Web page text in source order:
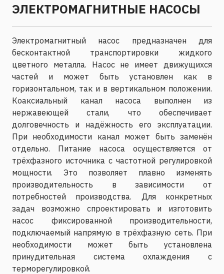
ЭЛЕКТРОМАГНИТНЫЕ НАСОСЫ
Электромагнитный насос предназначен для
бесконтактной транспортировки жидкого
цветного металла. Насос не имеет движущихся
частей и может быть установлен как в
горизонтальном, так и в вертикальном положении.
Коаксиальный канал насоса выполнен из
нержавеющей стали, что обеспечивает
долговечность и надёжность его эксплуатации.
При необходимости канал может быть заменён
отдельно. Питание насоса осуществляется от
трёхфазного источника с частотной регулировкой
мощности. Это позволяет плавно изменять
производительность в зависимости от
потребностей производства. Для конкретных
задач возможно спроектировать и изготовить
насос фиксированной производительности,
подключаемый напрямую в трёхфазную сеть. При
необходимости может быть установлена
принудительная система охлаждения с
терморегулировкой.